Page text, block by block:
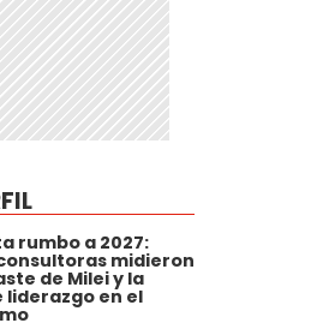
rumbo a 2027:
midieron
de Milei y la
liderazgo en el